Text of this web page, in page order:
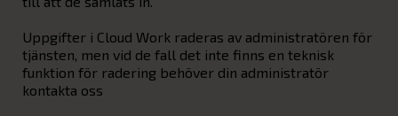
Uppgifter i Cloud Work raderas av administratören för
tjänsten, men vid de fall det inte finns en teknisk
funktion för radering behöver din administratör
kontakta oss